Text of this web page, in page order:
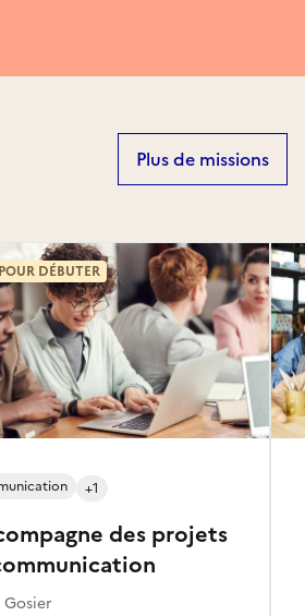
Plus de missions
des projets
+1
Gosier
DÉBUTER